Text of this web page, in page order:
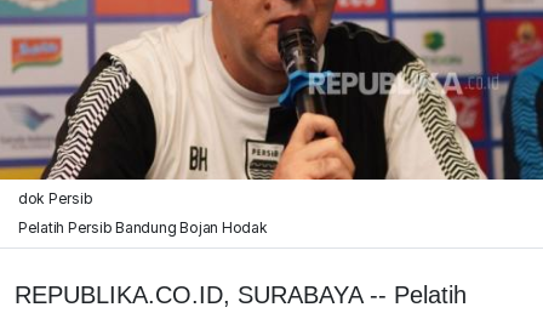
dok Persib
Pelatih Persib Bandung Bojan Hodak
REPUBLIKA.CO.ID, SURABAYA -- Pelatih